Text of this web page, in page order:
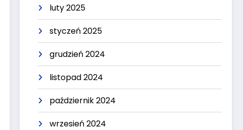
luty 2025
styczeń 2025
grudzień 2024
listopad 2024
październik 2024
wrzesień 2024